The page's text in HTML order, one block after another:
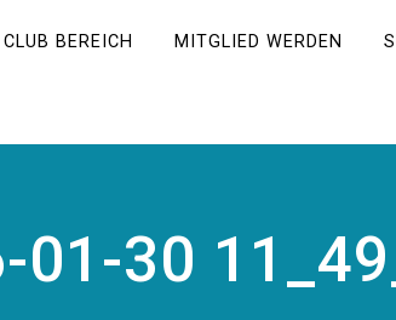
CLUB BEREICH MITGLIED WERDEN
01-30